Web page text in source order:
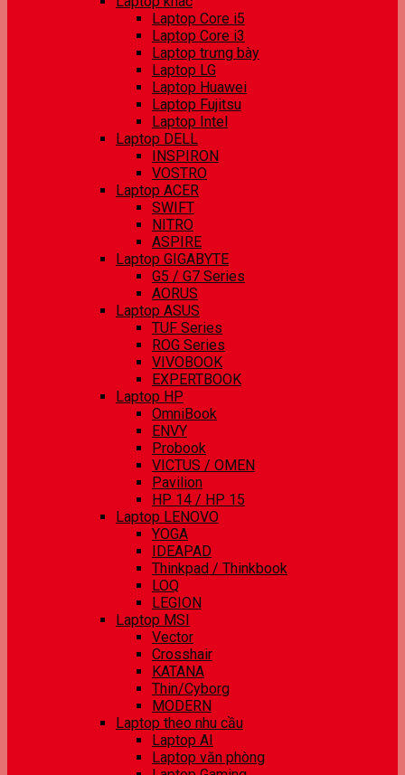
Laptop Core i5
Laptop Core i3
Laptop trưng bày
Laptop LG
Laptop Huawei
Laptop Fujitsu
Laptop Intel
Laptop DELL
INSPIRON
VOSTRO
Laptop ACER
SWIFT
NITRO
ASPIRE
Laptop GIGABYTE
G5 / G7 Series
AORUS
Laptop ASUS
TUF Series
ROG Series
VIVOBOOK
EXPERTBOOK
Laptop HP
OmniBook
ENVY
Probook
VICTUS / OMEN
Pavilion
HP 14 / HP 15
Laptop LENOVO
YOGA
IDEAPAD
Thinkpad / Thinkbook
LOQ
LEGION
Laptop MSI
Vector
Crosshair
KATANA
Thin/Cyborg
MODERN
Laptop theo nhu cầu
Laptop AI
Laptop văn phòng